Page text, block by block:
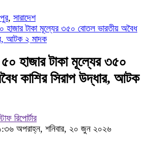
, সারাদেশ
হাজার টাকা মূল্যের ৩৫০ বোতল ভারতীয় অবৈধ
আটক ২ মাদক
হাজার টাকা মূল্যের ৩৫০
কাশির সিরাপ উদ্ধার, আটক
রিপোর্টার
অপরাহ্ন, শনিবার, ২০ জুন ২০২৬